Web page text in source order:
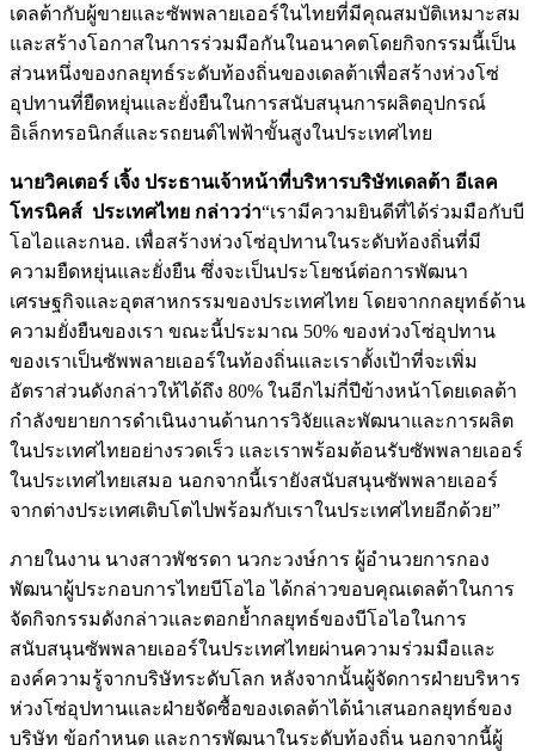
เดลต้ากับผู้ขายและซัพพลายเออร์ในไทยที่มีคุณสมบัติเหมาะสม
และสร้างโอกาสในการร่วมมือกันในอนาคตโดยกิจกรรมนี้เป็น
ส่วนหนึ่งของกลยุทธ์ระดับท้องถิ่นของเดลต้าเพื่อสร้างห่วงโซ่
อุปทานที่ยืดหยุ่นและยั่งยืนในการสนับสนุนการผลิตอุปกรณ์
อิเล็กทรอนิกส์และรถยนต์ไฟฟ้าขั้นสูงในประเทศไทย
นายวิคเตอร์ เจิ้ง ประธานเจ้าหน้าที่บริหารบริษัทเดลต้า อีเลค
โทรนิคส์ ประเทศไทย กล่าวว่า“เรามีความยินดีที่ได้ร่วมมือกับบี
โอไอและกนอ. เพื่อสร้างห่วงโซ่อุปทานในระดับท้องถิ่นที่มี
ความยืดหยุ่นและยั่งยืน ซึ่งจะเป็นประโยชน์ต่อการพัฒนา
เศรษฐกิจและอุตสาหกรรมของประเทศไทย โดยจากกลยุทธ์ด้าน
ความยั่งยืนของเรา ขณะนี้ประมาณ 50% ของห่วงโซ่อุปทาน
ของเราเป็นซัพพลายเออร์ในท้องถิ่นและเราตั้งเป้าที่จะเพิ่ม
อัตราส่วนดังกล่าวให้ได้ถึง 80% ในอีกไม่กี่ปีข้างหน้าโดยเดลต้า
กำลังขยายการดำเนินงานด้านการวิจัยและพัฒนาและการผลิต
ในประเทศไทยอย่างรวดเร็ว และเราพร้อมต้อนรับซัพพลายเออร์
ในประเทศไทยเสมอ นอกจากนี้เรายังสนับสนุนซัพพลายเออร์
จากต่างประเทศเติบโตไปพร้อมกับเราในประเทศไทยอีกด้วย”
ภายในงาน นางสาวพัชรดา นวกะวงษ์การ ผู้อำนวยการกอง
พัฒนาผู้ประกอบการไทยบีโอไอ ได้กล่าวขอบคุณเดลต้าในการ
จัดกิจกรรมดังกล่าวและตอกย้ำกลยุทธ์ของบีโอไอในการ
สนับสนุนซัพพลายเออร์ในประเทศไทยผ่านความร่วมมือและ
องค์ความรู้จากบริษัทระดับโลก หลังจากนั้นผู้จัดการฝ่ายบริหาร
ห่วงโซ่อุปทานและฝ่ายจัดซื้อของเดลต้าได้นำเสนอกลยุทธ์ของ
บริษัท ข้อกำหนด และการพัฒนาในระดับท้องถิ่น นอกจากนี้ผู้